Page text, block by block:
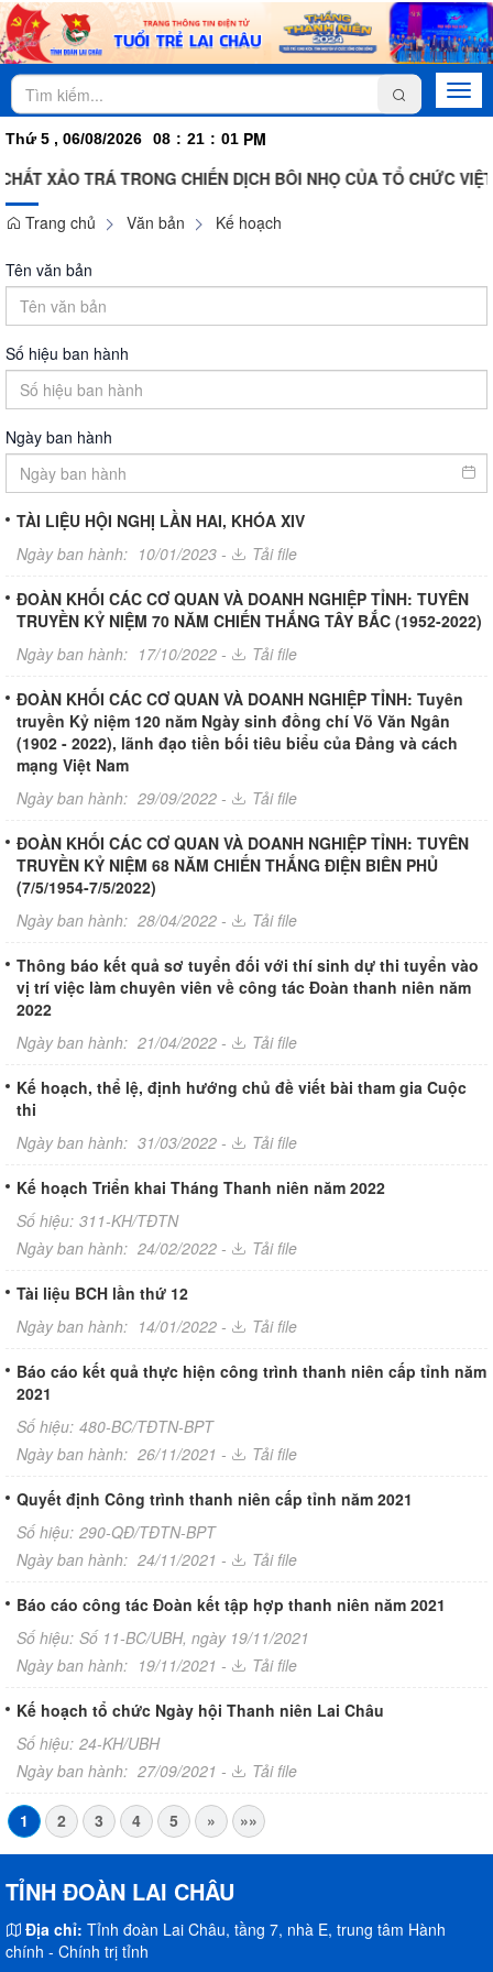
Thứ 5 , 06/08/2026 08 : 21 : 01 PM
XẢO TRÁ TRONG CHIẾN DỊCH BÔI NHỌ CỦA TỔ CHỨC VIỆT
Trang chủ
Văn bản Kế hoạch
Tên văn bản
Số hiệu ban hành
Ngày ban hành
TÀI LIỆU HỘI NGHỊ LẦN HAI, KHÓA XIV
Ngày ban hành: 10/01/2023 - Tải file
ĐOÀN KHỐI CÁC CƠ QUAN VÀ DOANH NGHIỆP TỈNH: TUYÊN
TRUYỀN KỶ NIỆM 70 NĂM CHIẾN THẮNG TÂY BẮC (1952-2022)
Ngày ban hành: 17/10/2022 - Tải file
ĐOÀN KHỐI CÁC CƠ QUAN VÀ DOANH NGHIỆP TỈNH: Tuyên
truyền Kỷ niệm 120 năm Ngày sinh đồng chí Võ Văn Ngân
(1902 - 2022), lãnh đạo tiền bối tiêu biểu của Đảng và cách
mạng Việt Nam
Ngày ban hành: 29/09/2022 - Tải file
ĐOÀN KHỐI CÁC CƠ QUAN VÀ DOANH NGHIỆP TỈNH: TUYÊN
TRUYỀN KỶ NIỆM 68 NĂM CHIẾN THẮNG ĐIỆN BIÊN PHỦ
(7/5/1954-7/5/2022)
Ngày ban hành: 28/04/2022 - Tải file
Thông báo kết quả sơ tuyển đối với thí sinh dự thi tuyển vào
vị trí việc làm chuyên viên về công tác Đoàn thanh niên năm
2022
Ngày ban hành: 21/04/2022 - Tải file
Kế hoạch, thể lệ, định hướng chủ đề viết bài tham gia Cuộc
thi
Ngày ban hành: 31/03/2022 - Tải file
Kế hoạch Triển khai Tháng Thanh niên năm 2022
Số hiệu: 311-KH/TĐTN
Ngày ban hành: 24/02/2022 - Tải file
Tài liệu BCH lần thứ 12
Ngày ban hành: 14/01/2022 - Tải file
Báo cáo kết quả thực hiện công trình thanh niên cấp tỉnh năm
2021
Số hiệu: 480-BC/TĐTN-BPT
Ngày ban hành: 26/11/2021 - Tải file
Quyết định Công trình thanh niên cấp tỉnh năm 2021
Số hiệu: 290-QĐ/TĐTN-BPT
Ngày ban hành: 24/11/2021 - Tải file
Báo cáo công tác Đoàn kết tập hợp thanh niên năm 2021
Số hiệu: Số 11-BC/UBH, ngày 19/11/2021
Ngày ban hành: 19/11/2021 - Tải file
Kế hoạch tổ chức Ngày hội Thanh niên Lai Châu
Số hiệu: 24-KH/UBH
Ngày ban hành: 27/09/2021 - Tải file
1 2 3 4 5 » »»
TỈNH ĐOÀN LAI CHÂU
Địa chỉ: Tỉnh đoàn Lai Châu, tầng 7, nhà E, trung tâm Hành
chính - Chính trị tỉnh